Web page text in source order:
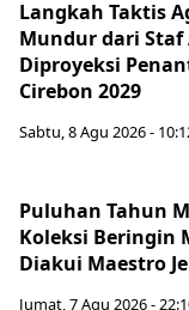
Langkah Taktis
Mundur dari Staf
Diproyeksi
Cirebon 2029
Sabtu, 8 Agu 2026 -
Puluhan Tahun
Koleksi Beringin
Diakui Maestro
Jumat, 7 Agu 2026 -